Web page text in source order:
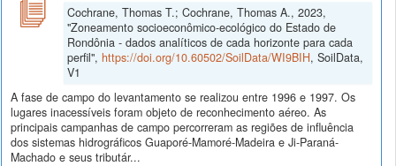
Cochrane, Thomas T.; Cochrane, Thomas A., 2023,
"Zoneamento socioeconômico-ecológico do Estado de
Rondônia - dados analíticos de cada horizonte para cada
perfil", https://doi.org/10.60502/SoilData/WI9BIH, SoilData,
V1
A fase de campo do levantamento se realizou entre 1996 e 1997. Os
lugares inacessíveis foram objeto de reconhecimento aéreo. As
principais campanhas de campo percorreram as regiões de influência
dos sistemas hidrográficos Guaporé-Mamoré-Madeira e Ji-Paraná-
Machado e seus tributár...